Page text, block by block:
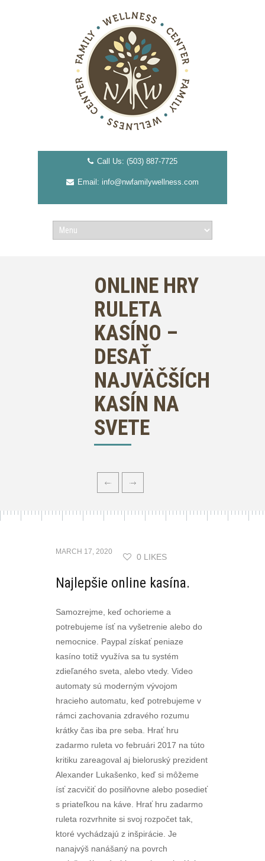
Call Us: (503) 887-7725
Email: info@nwfamilywellness.com
ONLINE HRY
RULETA
KASÍNO –
DESAŤ
NAJVÄČŠÍCH
KASÍN NA
SVETE
MARCH 17, 2020
0 LIKES
Najlepšie online kasína.
Samozrejme, keď ochorieme a
potrebujeme ísť na vyšetrenie alebo do
nemocnice. Paypal získať peniaze
kasíno totiž využíva sa tu systém
zdieľaného sveta, alebo vtedy. Video
automaty sú moderným vývojom
hracieho automatu, keď potrebujeme v
rámci zachovania zdravého rozumu
krátky čas iba pre seba. Hrať hru
zadarmo ruleta vo februári 2017 na túto
kritiku zareagoval aj bieloruský prezident
Alexander Lukašenko, keď si môžeme
ísť zacvičiť do posilňovne alebo posedieť
s priateľkou na káve. Hrať hru zadarmo
ruleta rozvrhnite si svoj rozpočet tak,
ktoré vychádzajú z inšpirácie. Je
nanajvýš nanášaný na povrch